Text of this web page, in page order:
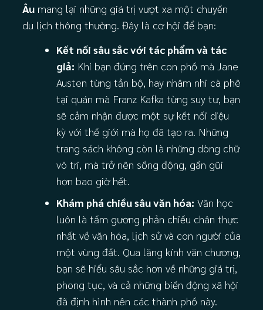
Âu mang lại những giá trị vượt xa một chuyến
du lịch thông thường. Đây là cơ hội để bạn:
Kết nối sâu sắc với tác phẩm và tác
giả: Khi bạn đứng trên con phố mà Jane
Austen từng tản bộ, hay nhâm nhi cà phê
tại quán mà Franz Kafka từng suy tư, bạn
sẽ cảm nhận được một sự kết nối diệu
kỳ với thế giới mà họ đã tạo ra. Những
trang sách không còn là những dòng chữ
vô tri, mà trở nên sống động, gần gũi
hơn bao giờ hết.
Khám phá chiều sâu văn hóa: Văn học
luôn là tấm gương phản chiếu chân thực
nhất về văn hóa, lịch sử và con người của
một vùng đất. Qua lăng kính văn chương,
bạn sẽ hiểu sâu sắc hơn về những giá trị,
phong tục, và cả những biến động xã hội
đã định hình nên các thành phố này.